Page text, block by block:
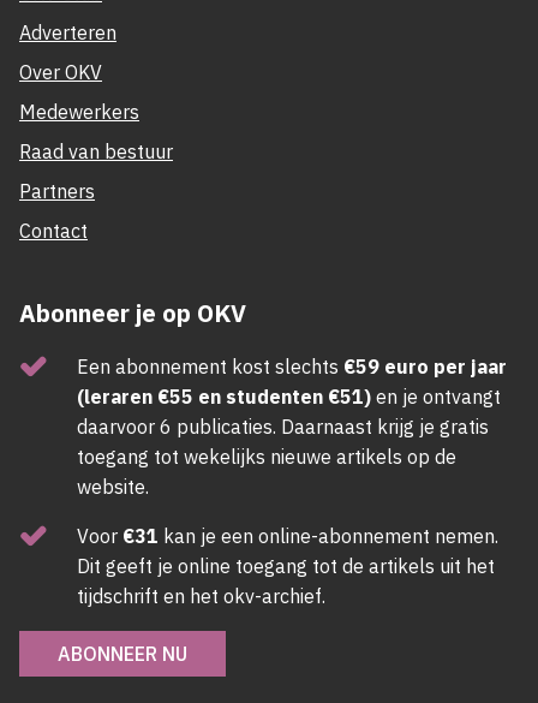
Adverteren
Over OKV
Medewerkers
Raad van bestuur
Partners
Contact
Abonneer je op OKV
Een abonnement kost slechts €59 euro per jaar
(leraren €55 en studenten €51) en je ontvangt
daarvoor 6 publicaties. Daarnaast krijg je gratis
toegang tot wekelijks nieuwe artikels op de
website.
Voor €31 kan je een online-abonnement nemen.
Dit geeft je online toegang tot de artikels uit het
tijdschrift en het okv-archief.
ABONNEER NU